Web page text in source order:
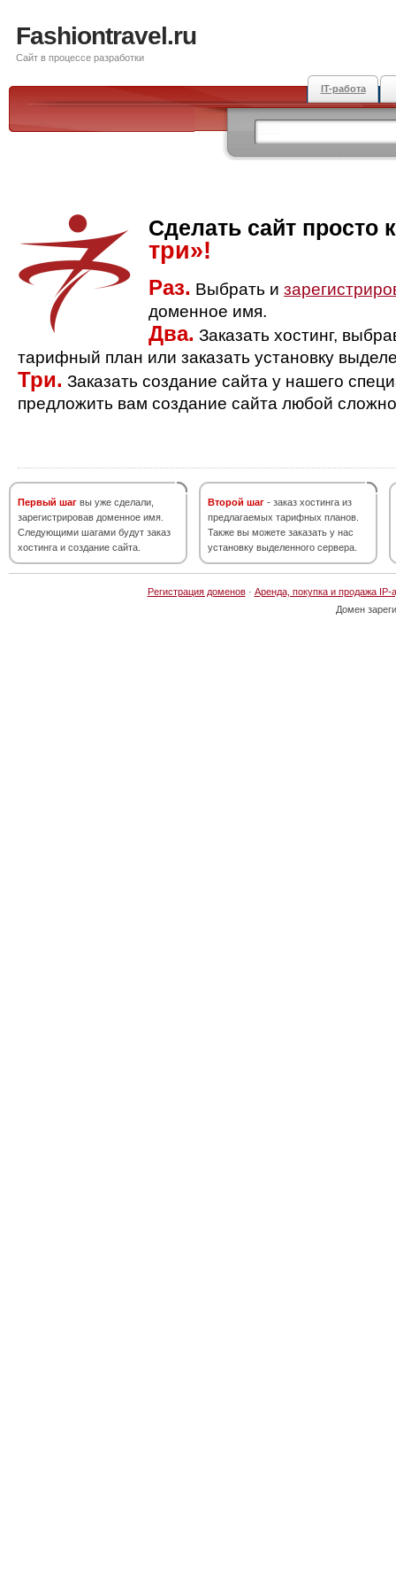
Fashiontravel.ru
Сайт в процессе разработки
IT-работа
Сделать сайт просто
три»!
Раз. Выбрать и
доменное имя.
Два. Заказать хостинг,
тарифный план или заказать установку
Три. Заказать создание сайта у нашего
предложить вам создание сайта любой
Первый шаг вы уже сделали,
зарегистрировав доменное имя.
Следующими шагами будут заказ
хостинга и создание сайта.
Второй шаг - заказ хостинга из
предлагаемых тарифных планов.
Также вы можете заказать у нас
установку выделенного сервера.
Регистрация доменов· Аренда, покупка и продажа IP-
Домен